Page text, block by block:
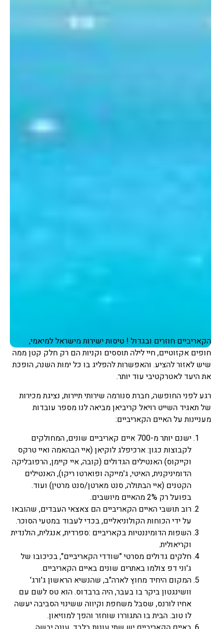
הקאריביים חוזרים ובגדול ! טיסות ישירות מישראל למיאמי,
חופים אקזוטיים, חיי לילה תוססים וקניות הם רק חלק קטן ממה
שיש לאזור להציע. והאפשרות להפליג בו כל ימות השנה, הופכת
את היעד לאטרקטיבי עוד יותר.
רגע לפני החופשה, חברת סנורמה שירותי תיירות, נציגת מכירות
של תאגיד השייט רויאל קריביאן מביאה לנו מספר עובדות
מעניינות על האיים הקאריביים:
ישנם יותר מ-700 איים קאריביים שונים, המחולקים
לקבוצות כגון: ארכיפלג לוקיאן (איי הבהאמה ואיי טרקס
וקייקוס) האנטילים הגדולים (קובה, איי קיימן, הרפובליקה
הדומיניקנית, האיטי, ג'מייקה ופוארטו ריקו), האנטילים
הקטנים (איי הבתולה, סנט מארטן/סנט מרטין) ועוד.
בפועל רק 2% מהאיים מיושבים.
רוב תושבי האיים הקאריביים הם צאצאי העבדים, שהובאו
על ידי הכוחות הקולוניאליים, בכדי לעבוד במטעי הסוכר.
השפות הדומיננטיות בקאריביים :ספרדית, אנגלית, הולנדית
וקריאולית.
חלקים גדולים מסרטי "שודדי הקאריביים", בכיכובו של
ג'וני דפ צולמו באתרים שונים באיים הקאריביים.
המקום היחיד מחוץ לארה"ב, שהנשיא הראשון ג'ורג'
וושינגטון ביקר בו בעבר, היה ברבדוס. הוא טס לשם עם
אחיו לורנס, שסבל משחפת וקיווה ששינוי הסביבה יעשה
לו טוב. הבית בו התגוררו שוחזר והפך למוזיאון.